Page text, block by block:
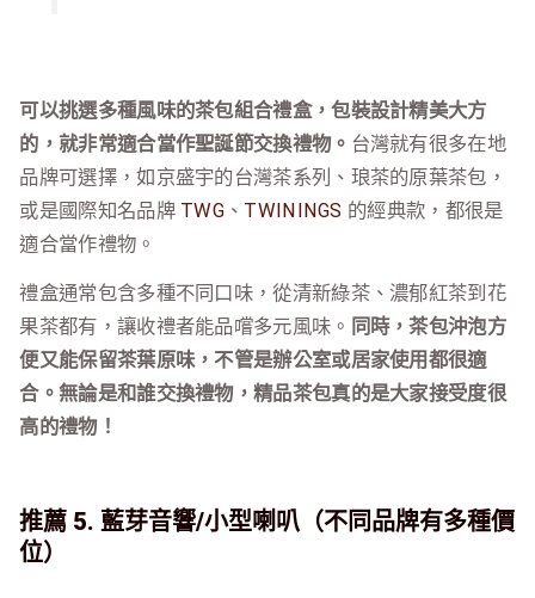
可以挑選多種風味的茶包組合禮盒，包裝設計精美大方
的，就非常適合當作聖誕節交換禮物。 台灣就有很多在地
品牌可選擇，如京盛宇的台灣茶系列、琅茶的原葉茶包，
或是國際知名品牌 TWG 、 TWININGS 的經典款，都很是
適合當作禮物。
禮盒通常包含多種不同口味，從清新綠茶、濃郁紅茶到花
果茶都有，讓收禮者能品嚐多元風味。 同時，茶包沖泡方
便又能保留茶葉原味，不管是辦公室或居家使用都很適
合。無論是和誰交換禮物，精品茶包真的是大家接受度很
高的禮物！
推薦 5. 藍芽音響/小型喇叭（不同品牌有多種價
位）